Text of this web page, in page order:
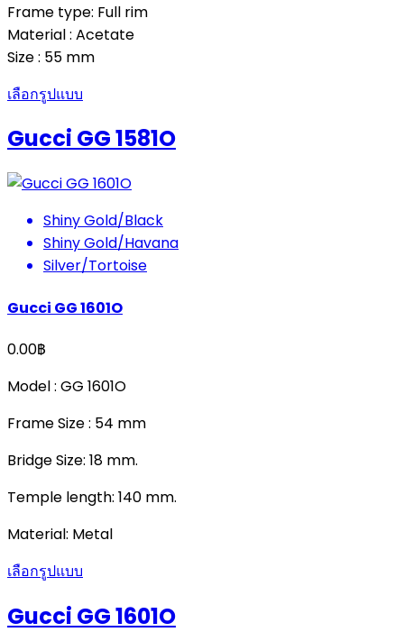
Frame type: Full rim
Material : Acetate
Size : 55 mm
เลือกรูปแบบ
Gucci GG 1581O
Shiny Gold/Black
Shiny Gold/Havana
Silver/Tortoise
Gucci GG 1601O
0.00฿
Model : GG 1601O
Frame Size : 54 mm
Bridge Size: 18 mm.
Temple length: 140 mm.
Material: Metal
เลือกรูปแบบ
Gucci GG 1601O